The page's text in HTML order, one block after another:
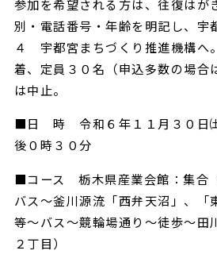
参加を希望される方は、往復はが
別・電話番号・年齢を明記し、宇
４ 宇都宮まちづくり推進機構へ
着、定員３０名（申込多数の場合
は中止。
■日 時 令和６年１１月３０日
後０時３０分
■コース 栃木県産業会館：集合
バス～釜川源流「西弁天沼」、「
等～バス～競輪場通り～徒歩～田
２丁目）